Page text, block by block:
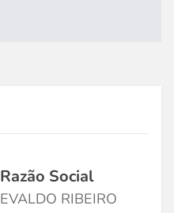
Razão Social
EVALDO RIBEIRO